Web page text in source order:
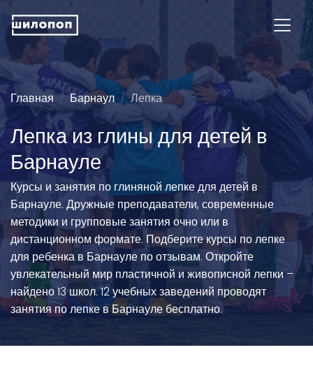
Главная Барнаул Лепка
Лепка из глины для детей в
Барнауле
Курсы и занятия по глиняной лепке для детей в
Барнауле. Дружные преподаватели, современные
методики и групповые занятия очно или в
дистанционном формате. Подберите курсы по лепке
для ребенка в Барнауле по отзывам. Откройте
увлекательный мир пластичной и живописной лепки –
найдено 13 школ. 12 учебных заведений проводят
занятия по лепке в Барнауле бесплатно.